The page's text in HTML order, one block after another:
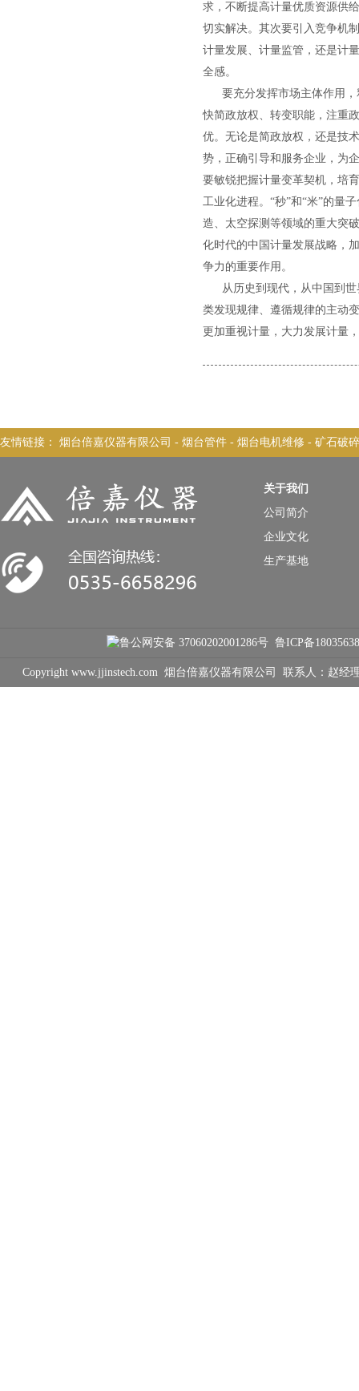
求，不断提高计量优质资源供
切实解决。其次要引入竞争机
计量发展、计量监管，还是计
全感。
要充分发挥市场主体作用，
快简政放权、转变职能，注重
优。无论是简政放权，还是技
势，正确引导和服务企业，为
要敏锐把握计量变革契机，培
工业化进程。“秒”和“米”的量
造、太空探测等领域的重大突
化时代的中国计量发展战略，
争力的重要作用。
从历史到现代，从中国到世
类发现规律、遵循规律的主动
更加重视计量，大力发展计量
友情链接： 烟台倍嘉仪器有限公司 - 烟台管件 - 烟台电机维修 - 矿石破
关于我们
公司简介
企业文化
生产基地
鲁公网安备 37060202001286号 鲁ICP备
Copyright www.jjinstech.com 烟台倍嘉仪器有限公司 联系人：赵